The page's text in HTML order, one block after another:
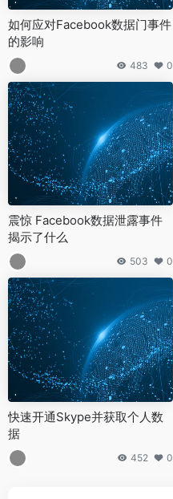
如何应对Facebook数据门事件
的影响
483 0
震惊 Facebook数据泄露事件
揭示了什么
503 0
快速开通Skype并获取个人数
据
452 0